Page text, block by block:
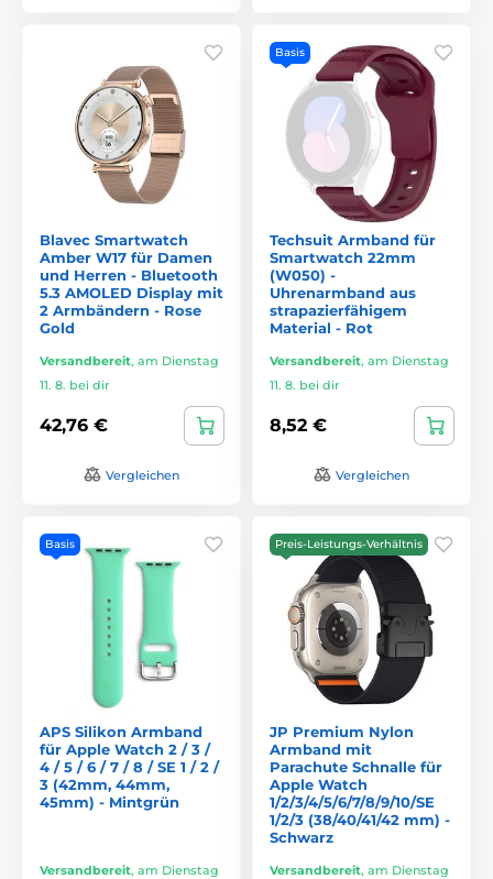
Blavec Smartwatch
Amber W17 für Damen
und Herren - Bluetooth
5.3 AMOLED Display mit
2 Armbändern - Rose
Gold
Versandbereit, am Dienstag
11. 8. bei dir
42,76 €
Vergleichen
Basis
Techsuit Armband für
Smartwatch 22mm
(W050) -
Uhrenarmband aus
strapazierfähigem
Material - Rot
Versandbereit, am Dienstag
11. 8. bei dir
8,52 €
Vergleichen
Basis
APS Silikon Armband
für Apple Watch 2 / 3 /
4 / 5 / 6 / 7 / 8 / SE 1 / 2 /
3 (42mm, 44mm,
45mm) - Mintgrün
Versandbereit, am Dienstag
Preis-Leistungs-Verhältnis
JP Premium Nylon
Armband mit
Parachute Schnalle für
Apple Watch
1/2/3/4/5/6/7/8/9/10/SE
1/2/3 (38/40/41/42 mm) -
Schwarz
Versandbereit, am Dienstag